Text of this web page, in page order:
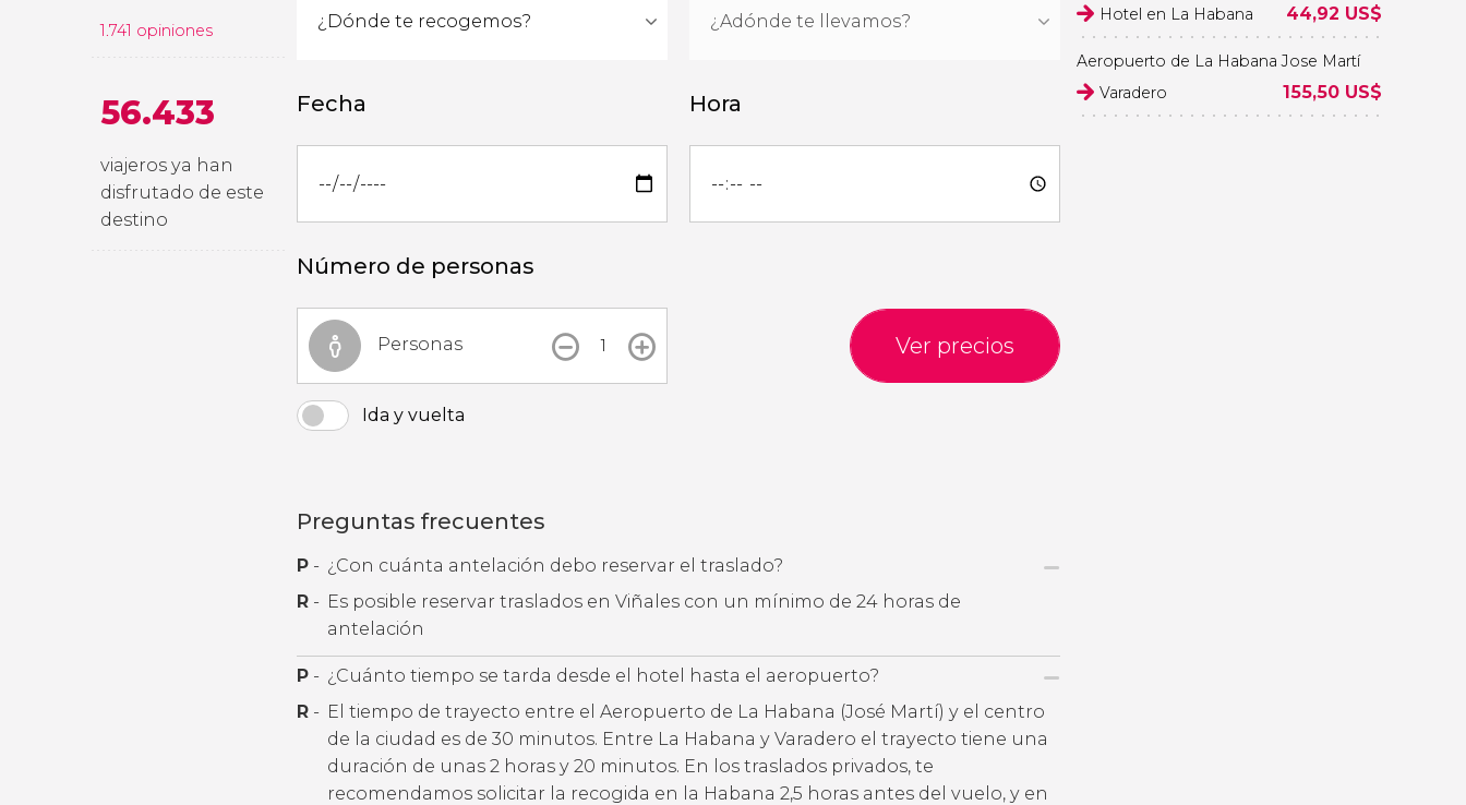
1.741 opiniones
56.433
viajeros ya han
disfrutado de este
destino
Fecha Hora
Número de personas
Personas Ver precios
Ida y vuelta
Preguntas frecuentes
P - ¿Con cuánta antelación debo reservar el traslado?
R - Es posible reservar traslados en Viñales con un mínimo de 24 horas de
antelación
P - ¿Cuánto tiempo se tarda desde el hotel hasta el aeropuerto?
R - El tiempo de trayecto entre el Aeropuerto de La Habana (José Martí) y el centro
de la ciudad es de 30 minutos. Entre La Habana y Varadero el trayecto tiene una
duración de unas 2 horas y 20 minutos. En los traslados privados, te
recomendamos solicitar la recogida en la Habana 2,5 horas antes del vuelo, y en
Hotel en La Habana
44,92 US$
Aeropuerto de La Habana Jose Martí
Varadero
155,50 US$